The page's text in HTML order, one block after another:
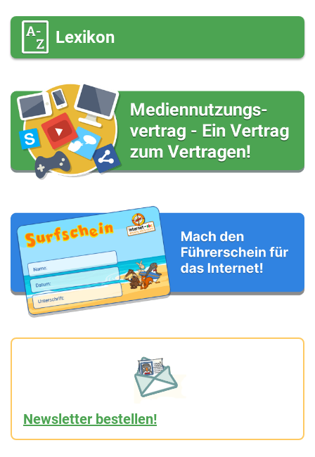
Deine E-Mail-Adresse (wenn du eine Antwort
möchtest)
Deine Nachricht
Lexikon
Newsletter bestellen!